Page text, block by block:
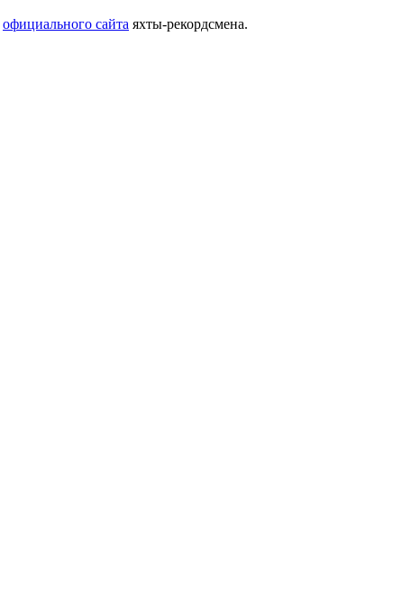
официального сайта яхты-рекордсмена.